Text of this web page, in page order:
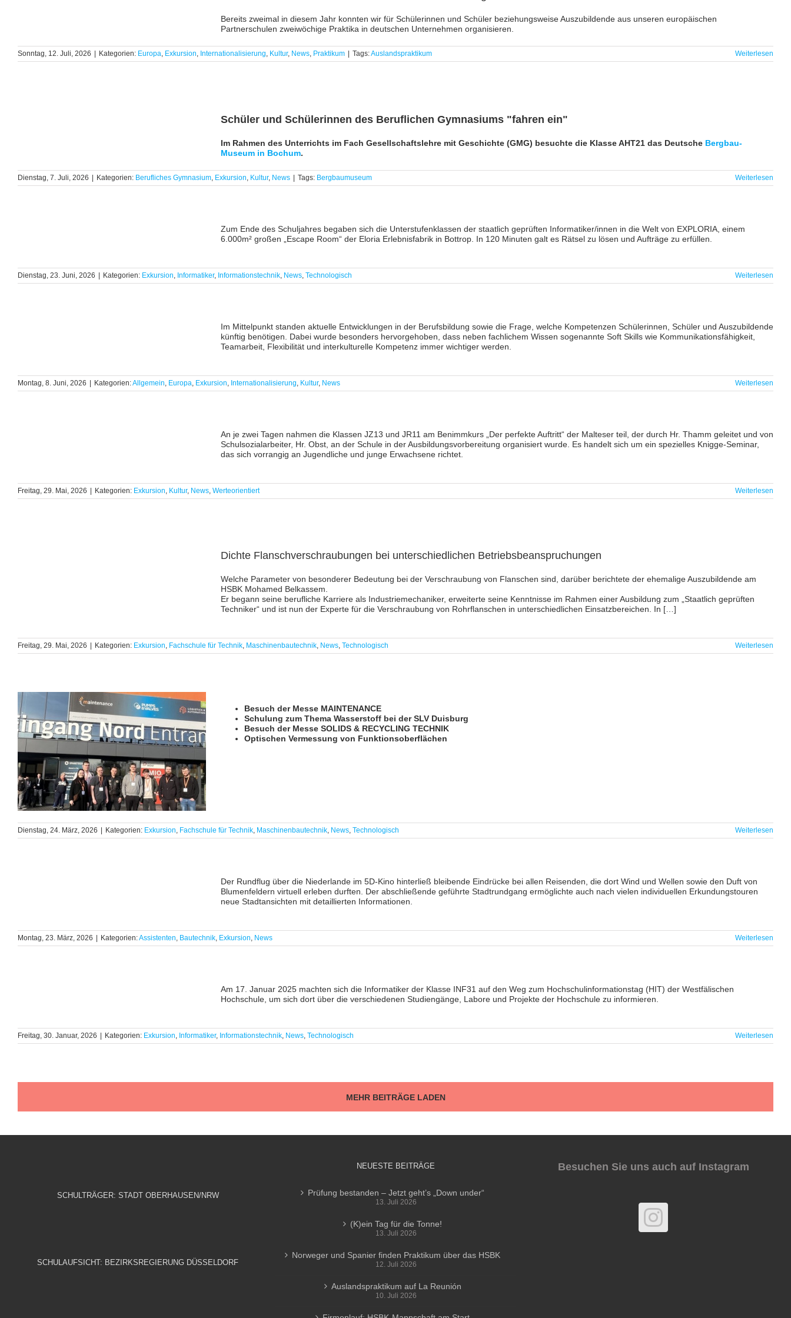
Bereits zweimal in diesem Jahr konnten wir für Schülerinnen und Schüler beziehungsweise Auszubildende aus unseren europäischen
Partnerschulen zweiwöchige Praktika in deutschen Unternehmen organisieren.
Sonntag, 12. Juli, 2026 Kategorien: Europa, Exkursion, Internationalisierung, Kultur, News, Praktikum Tags:Auslandspraktikum Weiterlesen
Schüler und Schülerinnen des Beruflichen Gymnasiums "fahren ein"
Im Rahmen des Unterrichts im Fach Gesellschaftslehre mit Geschichte (GMG) besuchte die Klasse AHT21 das Deutsche Bergbau-
Museum in Bochum.
Dienstag, 7. Juli, 2026 Kategorien: Berufliches Gymnasium, Exkursion, Kultur, News Tags: Bergbaumuseum Weiterlesen
Zum Ende des Schuljahres begaben sich die Unterstufenklassen der staatlich geprüften Informatiker/innen in die Welt von EXPLORIA, einem
6.000m² großen „Escape Room“ der Eloria Erlebnisfabrik in Bottrop. In 120 Minuten galt es Rätsel zu lösen und Aufträge zu erfüllen.
Dienstag, 23. Juni, 2026 Kategorien: Exkursion, Informatiker, Informationstechnik, News, Technologisch Weiterlesen
Im Mittelpunkt standen aktuelle Entwicklungen in der Berufsbildung sowie die Frage, welche Kompetenzen Schülerinnen, Schüler und Auszubildende
künftig benötigen. Dabei wurde besonders hervorgehoben, dass neben fachlichem Wissen sogenannte Soft Skills wie Kommunikationsfähigkeit,
Teamarbeit, Flexibilität und interkulturelle Kompetenz immer wichtiger werden.
Montag, 8. Juni, 2026 Kategorien:Allgemein, Europa, Exkursion, Internationalisierung, Kultur, News Weiterlesen
An je zwei Tagen nahmen die Klassen JZ13 und JR11 am Benimmkurs „Der perfekte Auftritt“ der Malteser teil, der durch Hr. Thamm geleitet und von
Schulsozialarbeiter, Hr. Obst, an der Schule in der Ausbildungsvorbereitung organisiert wurde. Es handelt sich um ein spezielles Knigge-Seminar,
das sich vorrangig an Jugendliche und junge Erwachsene richtet.
Freitag, 29. Mai, 2026 Kategorien: Exkursion, Kultur, News, Werteorientiert Weiterlesen
Dichte Flanschverschraubungen bei unterschiedlichen Betriebsbeanspruchungen
Welche Parameter von besonderer Bedeutung bei der Verschraubung von Flanschen sind, darüber berichtete der ehemalige Auszubildende am
HSBK Mohamed Belkassem.
Er begann seine berufliche Karriere als Industriemechaniker, erweiterte seine Kenntnisse im Rahmen einer Ausbildung zum „Staatlich geprüften
Techniker“ und ist nun der Experte für die Verschraubung von Rohrflanschen in unterschiedlichen Einsatzbereichen. In […]
Freitag, 29. Mai, 2026 Kategorien: Exkursion, Fachschule für Technik, Maschinenbautechnik, News, Technologisch Weiterlesen
Besuch der Messe MAINTENANCE
Schulung zum Thema Wasserstoff bei der SLV Duisburg
Besuch der Messe SOLIDS & RECYCLING TECHNIK
Optischen Vermessung von Funktionsoberflächen
Dienstag, 24. März, 2026 Kategorien: Exkursion, Fachschule für Technik, Maschinenbautechnik, News, Technologisch Weiterlesen
Der Rundflug über die Niederlande im 5D-Kino hinterließ bleibende Eindrücke bei allen Reisenden, die dort Wind und Wellen sowie den Duft von
Blumenfeldern virtuell erleben durften. Der abschließende geführte Stadtrundgang ermöglichte auch nach vielen individuellen Erkundungstouren
neue Stadtansichten mit detaillierten Informationen.
Montag, 23. März, 2026 Kategorien:Assistenten, Bautechnik, Exkursion, News Weiterlesen
Am 17. Januar 2025 machten sich die Informatiker der Klasse INF31 auf den Weg zum Hochschulinformationstag (HIT) der Westfälischen
Hochschule, um sich dort über die verschiedenen Studiengänge, Labore und Projekte der Hochschule zu informieren.
Freitag, 30. Januar, 2026 Kategorien: Exkursion, Informatiker, Informationstechnik, News, Technologisch Weiterlesen
MEHR BEITRÄGE LADEN
SCHULTRÄGER: STADT OBERHAUSEN/NRW
SCHULAUFSICHT: BEZIRKSREGIERUNG DÜSSELDORF
NEUESTE BEITRÄGE
Prüfung bestanden – Jetzt geht’s „Down under“
13. Juli 2026
(K)ein Tag für die Tonne!
13. Juli 2026
Norweger und Spanier finden Praktikum über das HSBK
12. Juli 2026
Auslandspraktikum auf La Reunión
10. Juli 2026
Besuchen Sie uns auch auf Instagram